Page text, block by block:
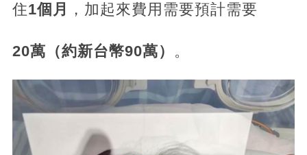
住1個月 ，加起來費用需要預計需要
20萬（約新台幣90萬） 。